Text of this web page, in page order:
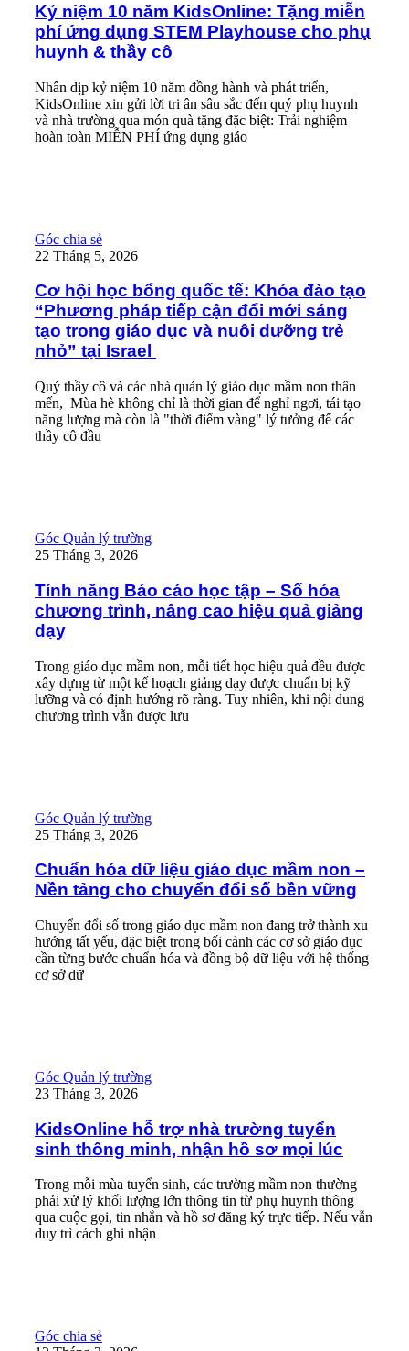
Kỷ niệm 10 năm KidsOnline: Tặng miễn
phí ứng dụng STEM Playhouse cho phụ
huynh & thầy cô
Nhân dịp kỷ niệm 10 năm đồng hành và phát triển,
KidsOnline xin gửi lời tri ân sâu sắc đến quý phụ huynh
và nhà trường qua món quà tặng đặc biệt: Trải nghiệm
hoàn toàn MIỄN PHÍ ứng dụng giáo
Cơ hội học bổng quốc tế: Khóa đào tạo “Phương pháp tiếp
Góc chia sẻ
22 Tháng 5, 2026
Cơ hội học bổng quốc tế: Khóa đào tạo
“Phương pháp tiếp cận đổi mới sáng
tạo trong giáo dục và nuôi dưỡng trẻ
nhỏ” tại Israel
Quý thầy cô và các nhà quản lý giáo dục mầm non thân
mến, Mùa hè không chỉ là thời gian để nghỉ ngơi, tái tạo
năng lượng mà còn là "thời điểm vàng" lý tưởng để các
thầy cô đầu
Tính năng Báo cáo học tập – Số hóa chương trình, nâng cao
Góc Quản lý trường
25 Tháng 3, 2026
Tính năng Báo cáo học tập – Số hóa
chương trình, nâng cao hiệu quả giảng
dạy
Trong giáo dục mầm non, mỗi tiết học hiệu quả đều được
xây dựng từ một kế hoạch giảng dạy được chuẩn bị kỹ
lưỡng và có định hướng rõ ràng. Tuy nhiên, khi nội dung
chương trình vẫn được lưu
Chuẩn hóa dữ liệu giáo dục mầm non – Nền tảng cho chuyển
Góc Quản lý trường
25 Tháng 3, 2026
Chuẩn hóa dữ liệu giáo dục mầm non –
Nền tảng cho chuyển đổi số bền vững
Chuyển đổi số trong giáo dục mầm non đang trở thành xu
hướng tất yếu, đặc biệt trong bối cảnh các cơ sở giáo dục
cần từng bước chuẩn hóa và đồng bộ dữ liệu với hệ thống
cơ sở dữ
KidsOnline hỗ trợ nhà trường tuyển sinh thông minh, nhận hồ
Góc Quản lý trường
23 Tháng 3, 2026
KidsOnline hỗ trợ nhà trường tuyển
sinh thông minh, nhận hồ sơ mọi lúc
Trong mỗi mùa tuyển sinh, các trường mầm non thường
phải xử lý khối lượng lớn thông tin từ phụ huynh thông
qua cuộc gọi, tin nhắn và hồ sơ đăng ký trực tiếp. Nếu vẫn
duy trì cách ghi nhận
4 lợi ích cho trường mầm non khi sử dụng thanh toán học phí
Góc chia sẻ